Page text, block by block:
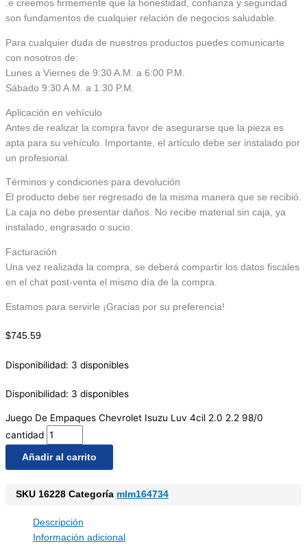
.e creemos firmemente que la honestidad, confianza y seguridad
son fundamentos de cualquier relación de negocios saludable.
Para cualquier duda de nuestros productos puedes comunicarte
con nosotros de:
Lunes a Viernes de 9:30 A.M. a 6:00 P.M.
Sábado 9:30 A.M. a 1:30 P.M.
Aplicación en vehículo
Antes de realizar la compra favor de asegurarse que la pieza es
apta para su vehículo. Importante, el artículo debe ser instalado por
un profesional.
Términos y condiciones para devolución
El producto debe ser regresado de la misma manera que se recibió.
La caja no debe presentar daños. No recibe material sin caja, ya
instalado, engrasado o sucio.
Facturación
Una vez realizada la compra, se deberá compartir los datos fiscales
en el chat post-venta el mismo día de la compra.
Estamos para servirle ¡Gracias por su preferencia!
$745.59
Disponibilidad: 3 disponibles
Disponibilidad: 3 disponibles
Juego De Empaques Chevrolet Isuzu Luv 4cil 2.0 2.2 98/0
cantidad
Añadir al carrito
SKU 16228 Categoría mlm164734
Descripción
Información adicional